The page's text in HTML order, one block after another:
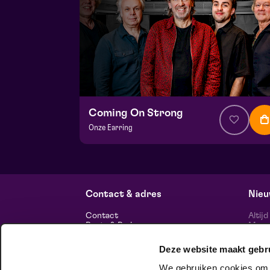
Deze website maakt
Coming On Strong
Onze Earring
wo 9 september 2026 | 20:15
Contact & adres
Contact
Route & Parkeren
Altijd